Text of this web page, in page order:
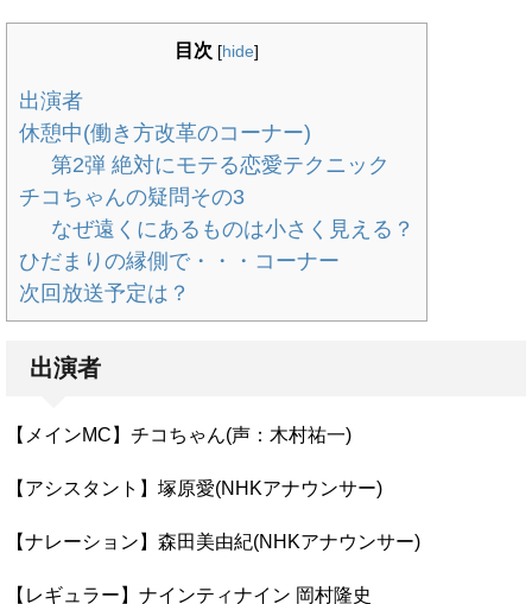
目次 [hide]
出演者
休憩中(働き方改革のコーナー)
第2弾 絶対にモテる恋愛テクニック
チコちゃんの疑問その3
なぜ遠くにあるものは小さく見える？
ひだまりの縁側で・・・コーナー
次回放送予定は？
出演者
【メインMC】チコちゃん(声：木村祐一)
【アシスタント】塚原愛(NHKアナウンサー)
【ナレーション】森田美由紀(NHKアナウンサー)
【レギュラー】ナインティナイン 岡村隆史